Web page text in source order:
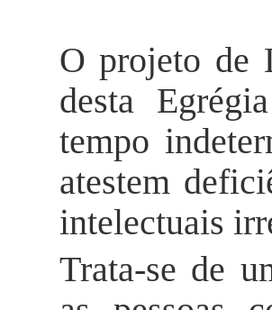
O projeto de
desta
tempo
atestem
intelectuais
Trata-se de